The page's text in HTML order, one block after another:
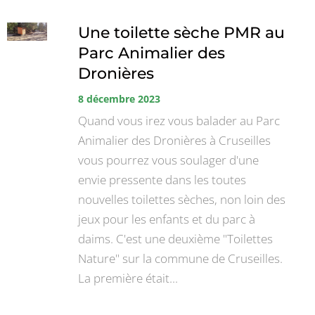
Une toilette sèche PMR au
Parc Animalier des
Dronières
8 décembre 2023
Quand vous irez vous balader au Parc
Animalier des Dronières à Cruseilles
vous pourrez vous soulager d'une
envie pressente dans les toutes
nouvelles toilettes sèches, non loin des
jeux pour les enfants et du parc à
daims. C'est une deuxième "Toilettes
Nature" sur la commune de Cruseilles.
La première était...